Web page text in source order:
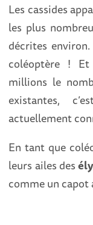
Les cassides
les plus
décrites
coléoptère !
millions le
existantes,
actuellement
En tant que
leurs ailes des
comme un capot